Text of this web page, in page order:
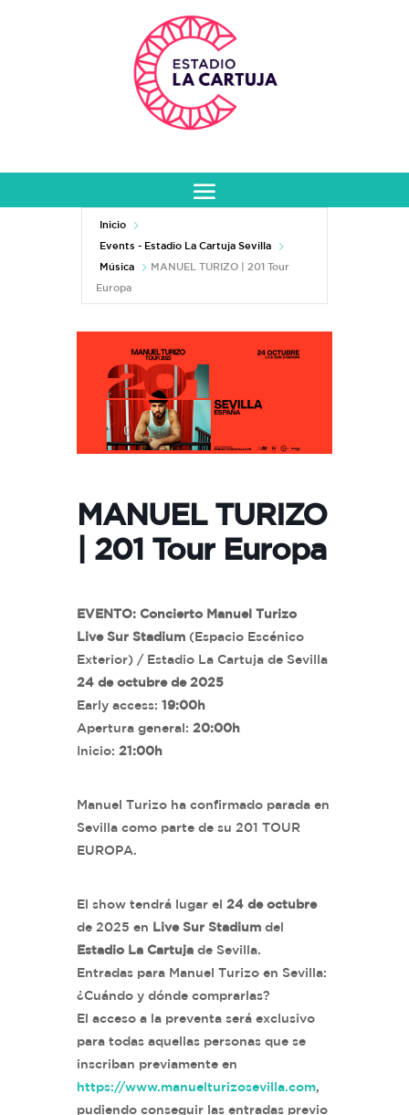
Inicio
Events - Estadio La Cartuja Sevilla
Música
MANUEL TURIZO | 201 Tour
Europa
MANUEL TURIZO
| 201 Tour Europa
EVENTO: Concierto Manuel Turizo
Live Sur Stadium (Espacio Escénico
Exterior) / Estadio La Cartuja de Sevilla
24 de octubre de 2025
Early access: 19:00h
Apertura general: 20:00h
Inicio: 21:00h
Manuel Turizo ha confirmado parada en
Sevilla como parte de su 201 TOUR
EUROPA.
El show tendrá lugar el 24 de octubre
de 2025 en Live Sur Stadium del
Estadio La Cartuja de Sevilla.
Entradas para Manuel Turizo en Sevilla:
¿Cuándo y dónde comprarlas?
El acceso a la preventa será exclusivo
para todas aquellas personas que se
inscriban previamente en
https://www.manuelturizosevilla.com,
pudiendo conseguir las entradas previo